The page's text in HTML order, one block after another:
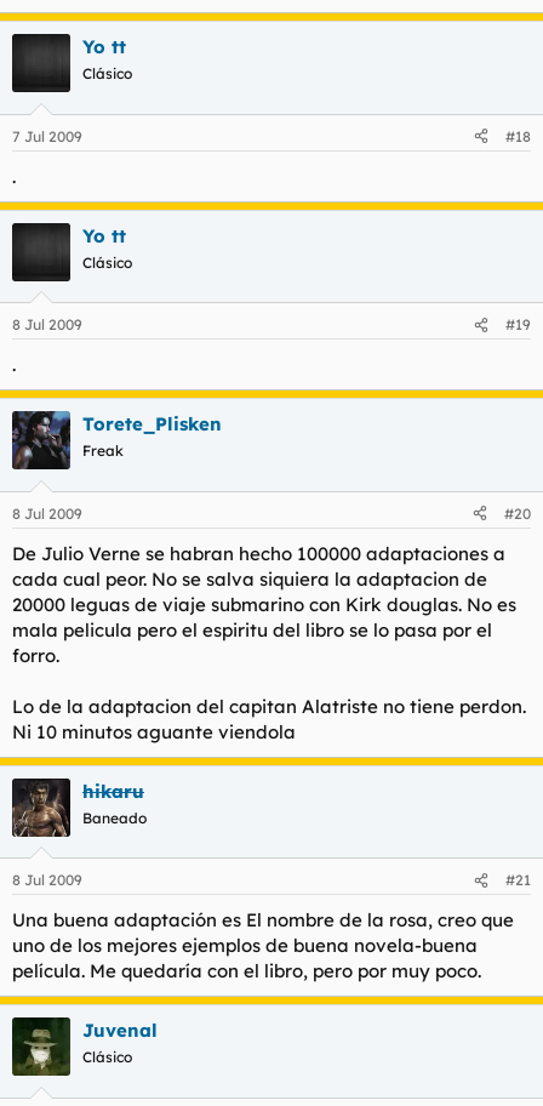
Yo tt
Clásico
7 Jul 2009 #18
.
Yo tt
Clásico
8 Jul 2009 #19
.
Torete_Plisken
Freak
8 Jul 2009 #20
De Julio Verne se habran hecho 100000 adaptaciones a
cada cual peor. No se salva siquiera la adaptacion de
20000 leguas de viaje submarino con Kirk douglas. No es
mala pelicula pero el espiritu del libro se lo pasa por el
forro.
Lo de la adaptacion del capitan Alatriste no tiene perdon.
Ni 10 minutos aguante viendola
hikaru
Baneado
8 Jul 2009 #21
Una buena adaptación es El nombre de la rosa, creo que
uno de los mejores ejemplos de buena novela-buena
película. Me quedaría con el libro, pero por muy poco.
Juvenal
Clásico